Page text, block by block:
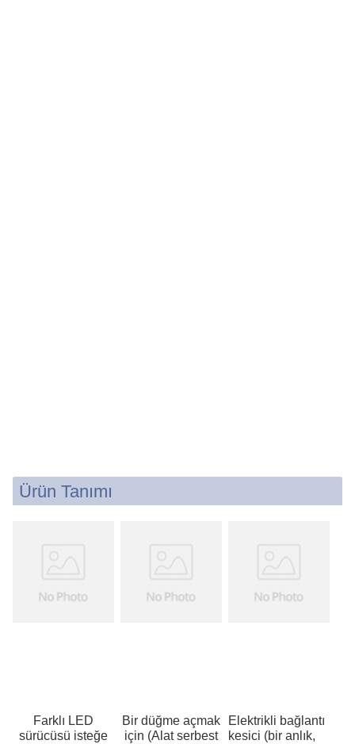
Ürün Tanımı
Farklı LED
sürücüsü isteğe
Bir düğme açmak
için (Alat serbest
Elektrikli bağlantı
kesici (bir anlık,